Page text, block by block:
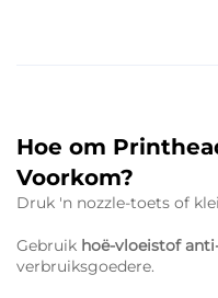
Hoe om
Voorkom?
Druk 'n nozzle-toets of
Gebruik hoë-vloeistof
verbruiksgoedere.